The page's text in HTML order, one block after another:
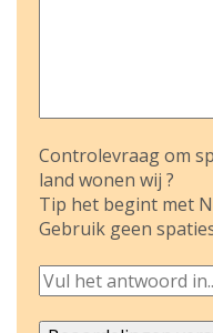
Controlevraag om
land wonen wij ?
Tip het begint met
Gebruik geen